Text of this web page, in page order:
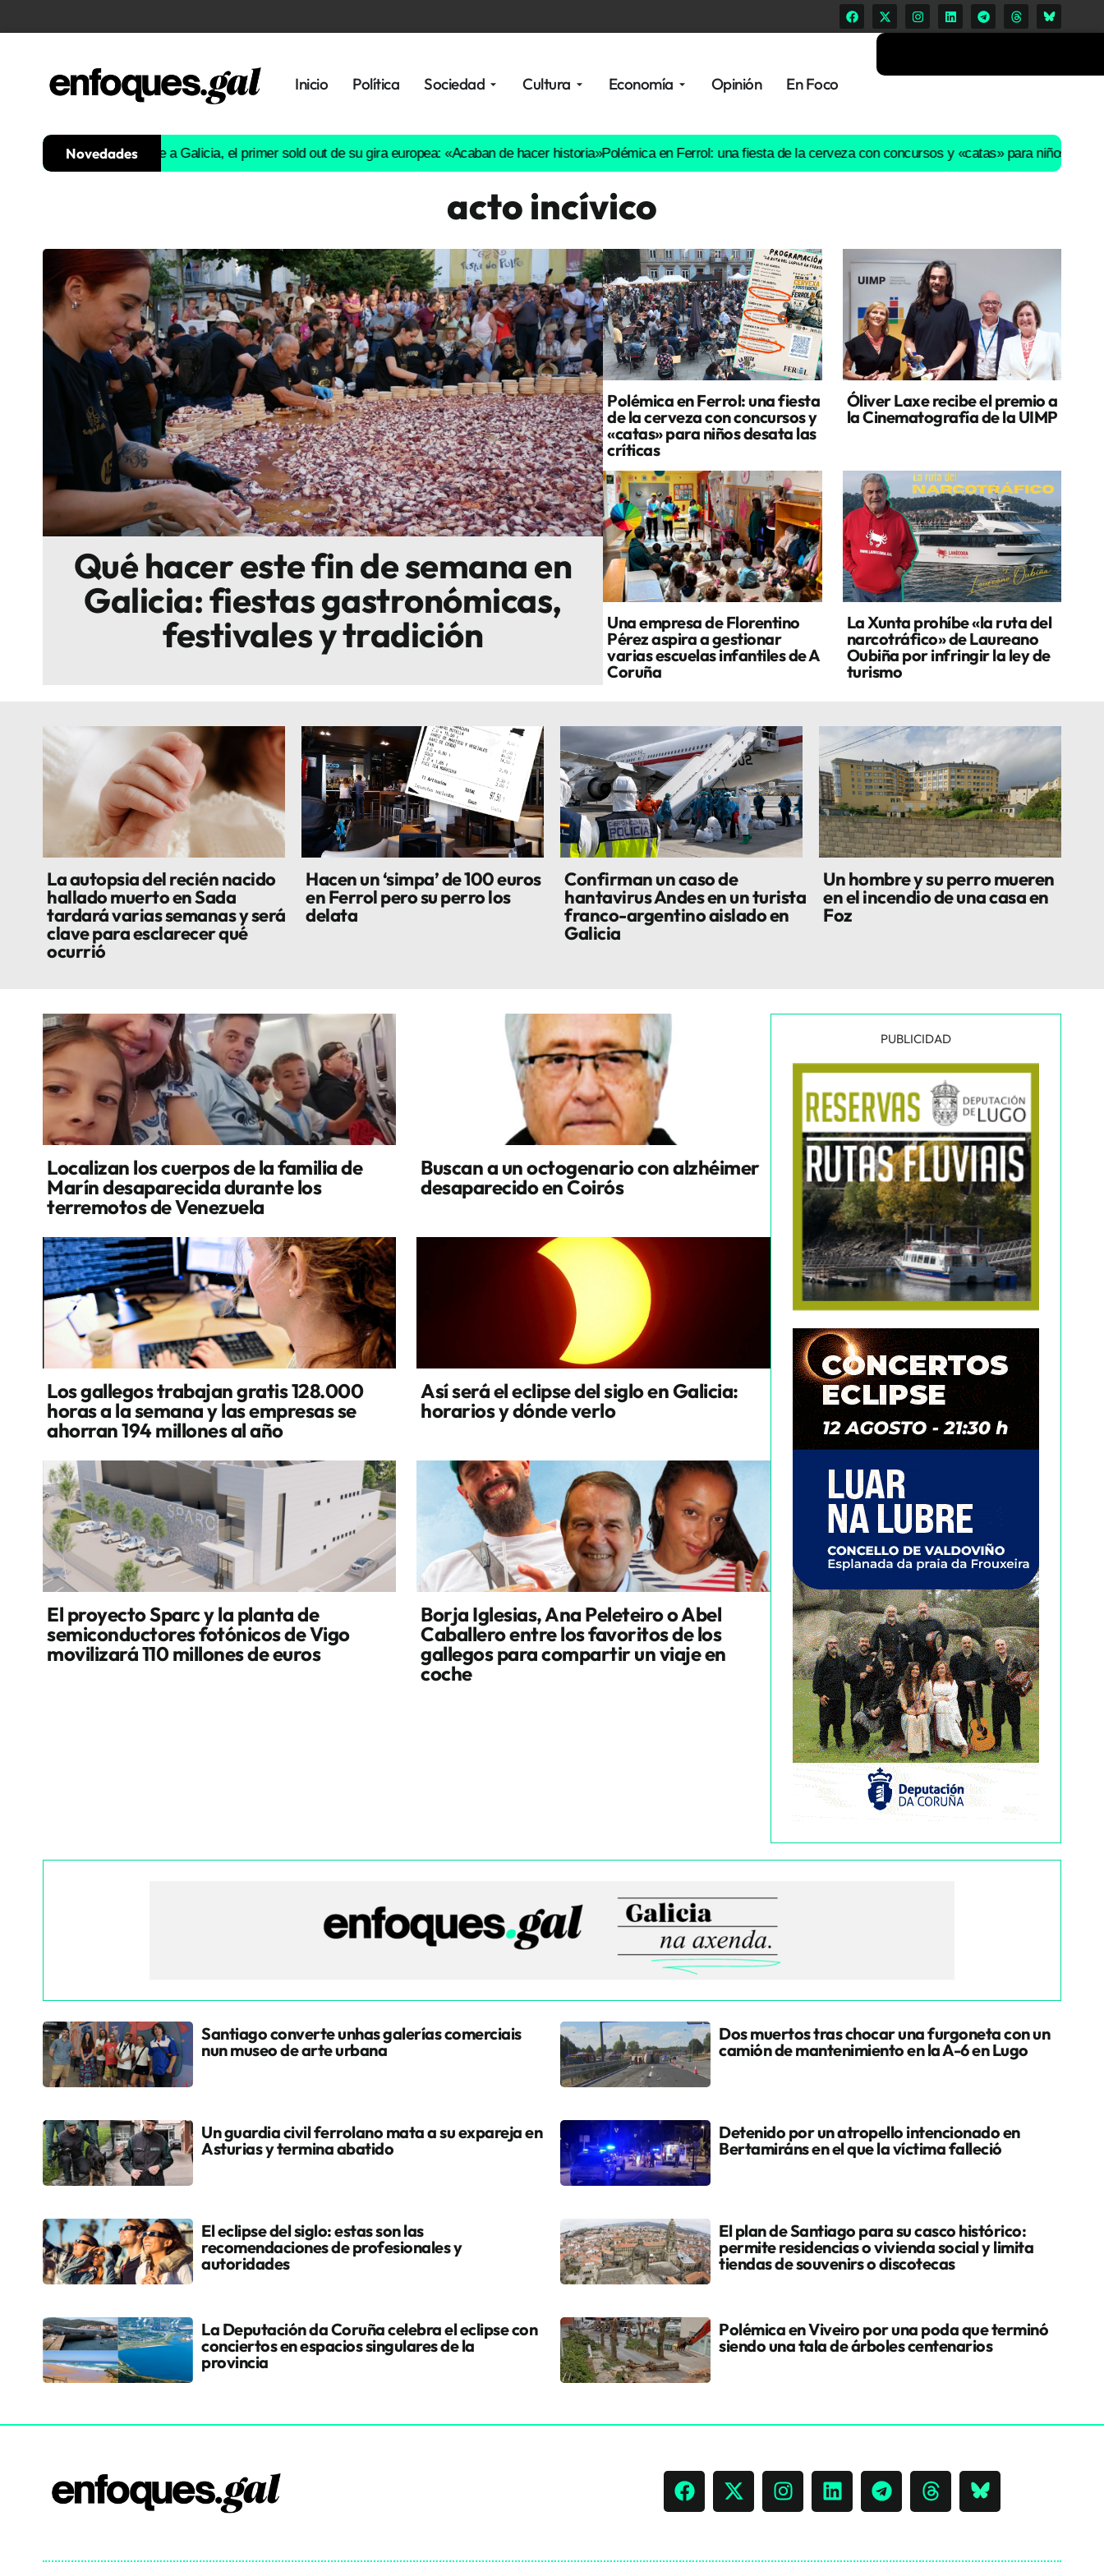
Inicio Política Sociedad Cultura Economía Opinión En Foco
Histórica
Gastronomía
Escenarios
Sostenibilidad
Innova
Novedades
Don Omar se rinde a Galicia, el primer sold out de su gira europea: «Acaban de hacer historia»Polémica en Ferrol: una fiesta de la cerveza con concursos y «catas» para niños desata las
acto incívico
Qué hacer este fin de semana en
Galicia: fiestas gastronómicas,
festivales y tradición
Polémica en Ferrol: una fiesta
de la cerveza con concursos y
«catas» para niños desata las
críticas
Óliver Laxe recibe el premio a
la Cinematografía de la UIMP
Una empresa de Florentino
Pérez aspira a gestionar
varias escuelas infantiles de A
Coruña
La Xunta prohíbe «la ruta del
narcotráfico» de Laureano
Oubiña por infringir la ley de
turismo
La autopsia del recién nacido
hallado muerto en Sada
tardará varias semanas y será
clave para esclarecer qué
ocurrió
Hacen un ‘simpa’ de 100 euros
en Ferrol pero su perro los
delata
Confirman un caso de
hantavirus Andes en un turista
franco-argentino aislado en
Galicia
Un hombre y su perro mueren
en el incendio de una casa en
Foz
Localizan los cuerpos de la familia de
Marín desaparecida durante los
terremotos de Venezuela
Buscan a un octogenario con alzhéimer
desaparecido en Coirós
Los gallegos trabajan gratis 128.000
horas a la semana y las empresas se
ahorran 194 millones al año
Así será el eclipse del siglo en Galicia:
horarios y dónde verlo
El proyecto Sparc y la planta de
semiconductores fotónicos de Vigo
movilizará 110 millones de euros
Borja Iglesias, Ana Peleteiro o Abel
Caballero entre los favoritos de los
gallegos para compartir un viaje en
coche
PUBLICIDAD
Santiago converte unhas galerías comerciais
nun museo de arte urbana
Dos muertos tras chocar una furgoneta con un
camión de mantenimiento en la A-6 en Lugo
Un guardia civil ferrolano mata a su expareja en
Asturias y termina abatido
Detenido por un atropello intencionado en
Bertamiráns en el que la víctima falleció
El eclipse del siglo: estas son las
recomendaciones de profesionales y
autoridades
El plan de Santiago para su casco histórico:
permite residencias o vivienda social y limita
tiendas de souvenirs o discotecas
La Deputación da Coruña celebra el eclipse con
conciertos en espacios singulares de la
provincia
Polémica en Viveiro por una poda que terminó
siendo una tala de árboles centenarios